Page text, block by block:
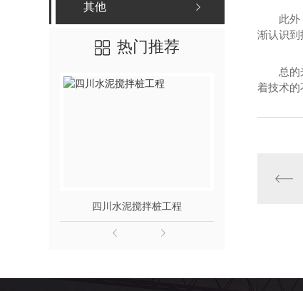
其他
热门推荐
四川水泥搅拌桩工程
此
渐认识到
总
着技术的